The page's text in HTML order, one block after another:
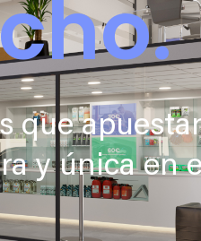
que
y única en